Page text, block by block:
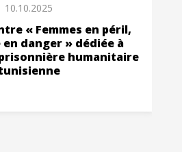
10.10.2025
« Femmes en péril,
danger » dédiée à
humanitaire